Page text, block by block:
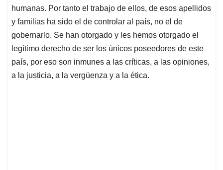
humanas. Por tanto el trabajo de ellos, de esos apellidos
y familias ha sido el de controlar al país, no el de
gobernarlo. Se han otorgado y les hemos otorgado el
legítimo derecho de ser los únicos poseedores de este
país, por eso son inmunes a las críticas, a las opiniones,
a la justicia, a la vergüenza y a la ética.